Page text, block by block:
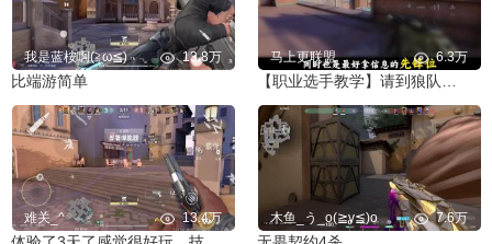
我是蓝桉啊(≧ω≦) 13.8万
比端游简单
马上更联盟 6.3万
难关_^ 13.4万 木鱼_う_o(≧v≦)o 7.6万